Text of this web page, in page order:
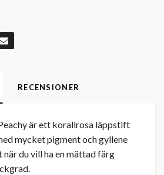
RECENSIONER
är ett korallrosa läppstift
mycket pigment och gyllene
du vill ha en mättad färg